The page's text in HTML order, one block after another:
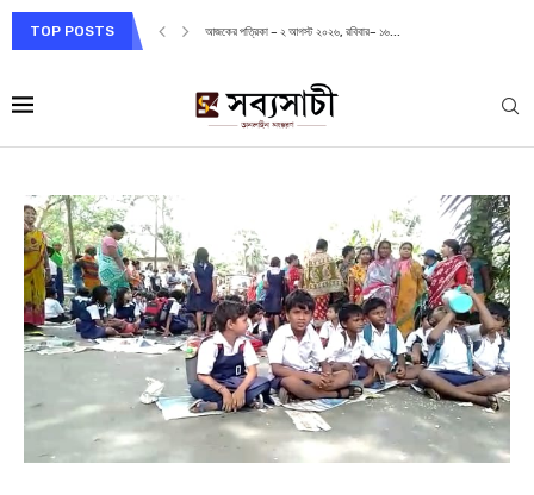
TOP POSTS আজকের পত্রিকা – ২ আগস্ট ২০২৬, রবিবার– ১৬...